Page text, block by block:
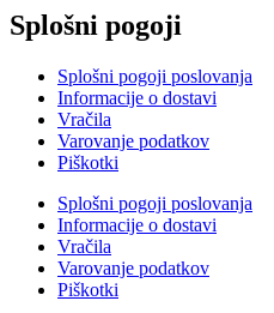
Splošni pogoji
Splošni pogoji poslovanja
Informacije o dostavi
Vračila
Varovanje podatkov
Piškotki
Splošni pogoji poslovanja
Informacije o dostavi
Vračila
Varovanje podatkov
Piškotki